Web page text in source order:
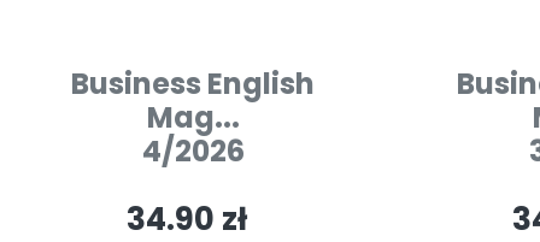
Business English
Mag...
4/2026
34.90 zł